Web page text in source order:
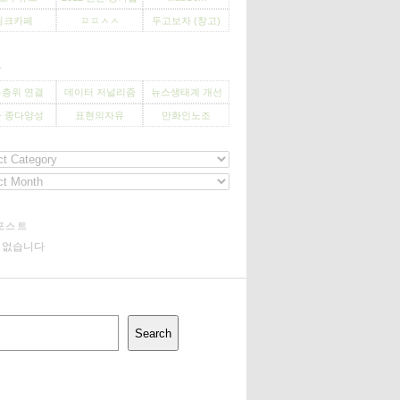
크카페 ㅍㅍㅅㅅ 두고보자 (창고)
위 연결 데이터 저널리즘 뉴스생태계 개선
종다양성 표현의자유 만화인노조
스트
없습니다
Search